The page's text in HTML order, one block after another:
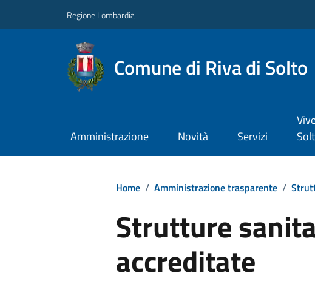
Regione Lombardia
Comune di Riva di Solto
Amministrazione Novità Servizi
Home / Amministrazione trasparente /
Strutture
accreditate